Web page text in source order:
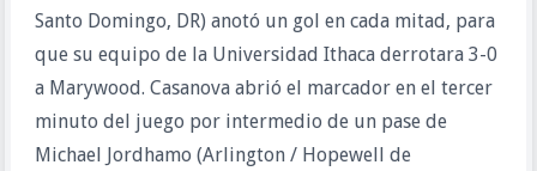
Santo Domingo, DR) anotó un gol en cada mitad, para
que su equipo de la Universidad Ithaca derrotara 3-0
a Marywood. Casanova abrió el marcador en el tercer
minuto del juego por intermedio de un pase de
Michael Jordhamo (Arlington / Hopewell de